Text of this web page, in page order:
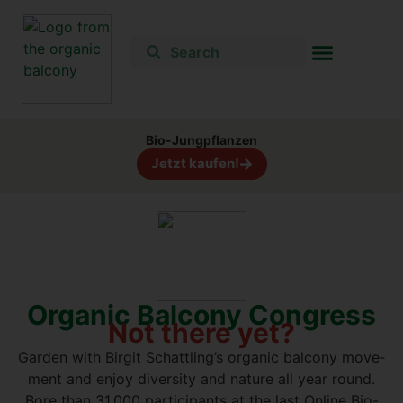
Bio-Jung­pflan­zen
Jetzt kau­fen!
Orga­nic Bal­c­o­ny Con­gress
Not the­re yet?
Gar­den with Bir­git Schattling’s orga­nic bal­c­o­ny move­
ment and enjoy diver­si­ty and natu­re all year round.